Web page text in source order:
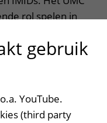
rol spelen in
op dit gebied.
de klinische
ook het
en diagnostische
getild.
gebruik
YouTube.
(third party